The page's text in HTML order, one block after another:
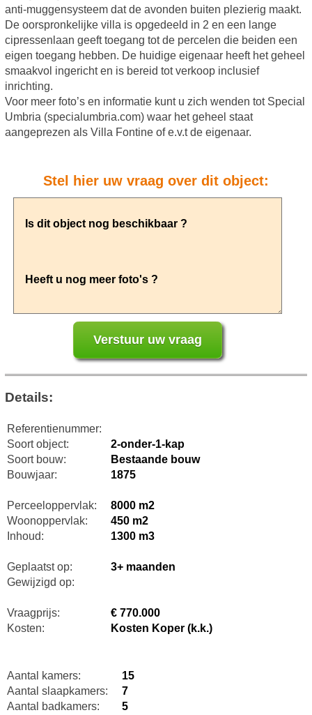
anti-muggensysteem dat de avonden buiten plezierig maakt.
De oorspronkelijke villa is opgedeeld in 2 en een lange
cipressenlaan geeft toegang tot de percelen die beiden een
eigen toegang hebben. De huidige eigenaar heeft het geheel
smaakvol ingericht en is bereid tot verkoop inclusief
inrichting.
Voor meer foto’s en informatie kunt u zich wenden tot Special
Umbria (specialumbria.com) waar het geheel staat
aangeprezen als Villa Fontine of e.v.t de eigenaar.
Stel hier uw vraag over dit object:
Details:
Referentienummer:
Soort object:
2-onder-1-kap
Soort bouw:
Bestaande bouw
Bouwjaar:
1875
Perceeloppervlak:
8000 m2
Woonoppervlak:
450 m2
Inhoud:
1300 m3
Geplaatst op:
3+ maanden
Gewijzigd op:
Vraagprijs:
€ 770.000
Kosten:
Kosten Koper (k.k.)
Aantal kamers:
15
Aantal slaapkamers:
7
Aantal badkamers:
5